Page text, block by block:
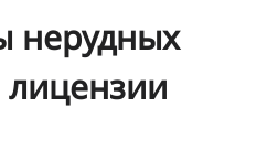
нерудных